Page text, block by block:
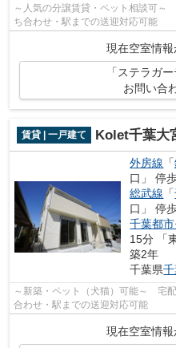
～人気の分譲賃貸・ペット相談可
ち合わせ・駅までの送迎対応可能
現在空室情報
「ステラガ
お問い合
賃貸 | 一戸建て Kolet千葉大
外房線 「
口」 停
総武線 「
口」 停
千葉都
15分 「
築2年
千葉県
～新築・ペット（犬猫）可能～ 宅
合わせ・駅までの送迎対応可能
現在空室情報